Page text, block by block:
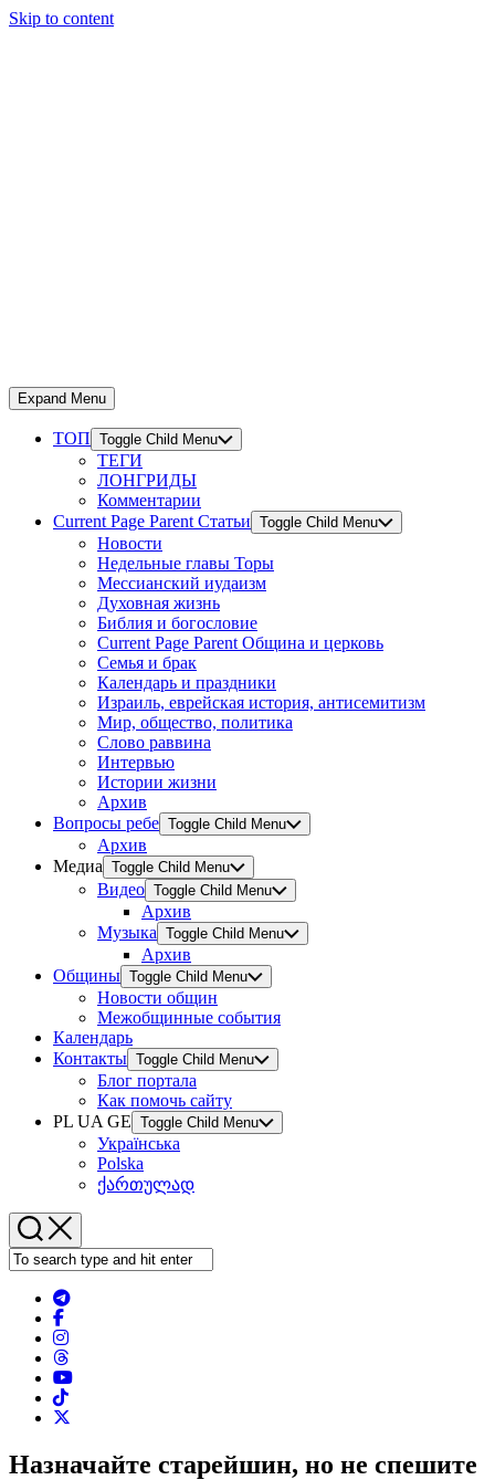
Skip to content
Expand Menu
ТОП Toggle Child Menu
ТЕГИ
ЛОНГРИДЫ
Комментарии
Current Page Parent Статьи Toggle Child Menu
Новости
Недельные главы Торы
Мессианский иудаизм
Духовная жизнь
Библия и богословие
Current Page Parent Община и церковь
Семья и брак
Календарь и праздники
Израиль, еврейская история, антисемитизм
Мир, общество, политика
Слово раввина
Интервью
Истории жизни
Архив
Вопросы ребе Toggle Child Menu
Архив
Медиа Toggle Child Menu
Видео Toggle Child Menu
Архив
Музыка Toggle Child Menu
Архив
Общины Toggle Child Menu
Новости общин
Межобщинные события
Календарь
Контакты Toggle Child Menu
Блог портала
Как помочь сайту
PL UA GE Toggle Child Menu
Українська
Polska
ქართულად
Назначайте старейшин, но не спешите